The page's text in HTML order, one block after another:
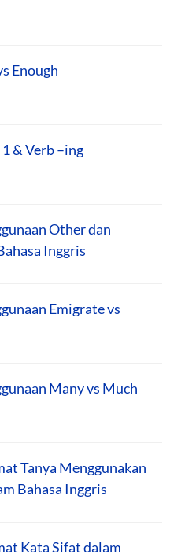
Enough
& Verb –ing
Other dan
Inggris
Emigrate vs
Many vs Much
Tanya Menggunakan
Bahasa Inggris
Kata Sifat dalam